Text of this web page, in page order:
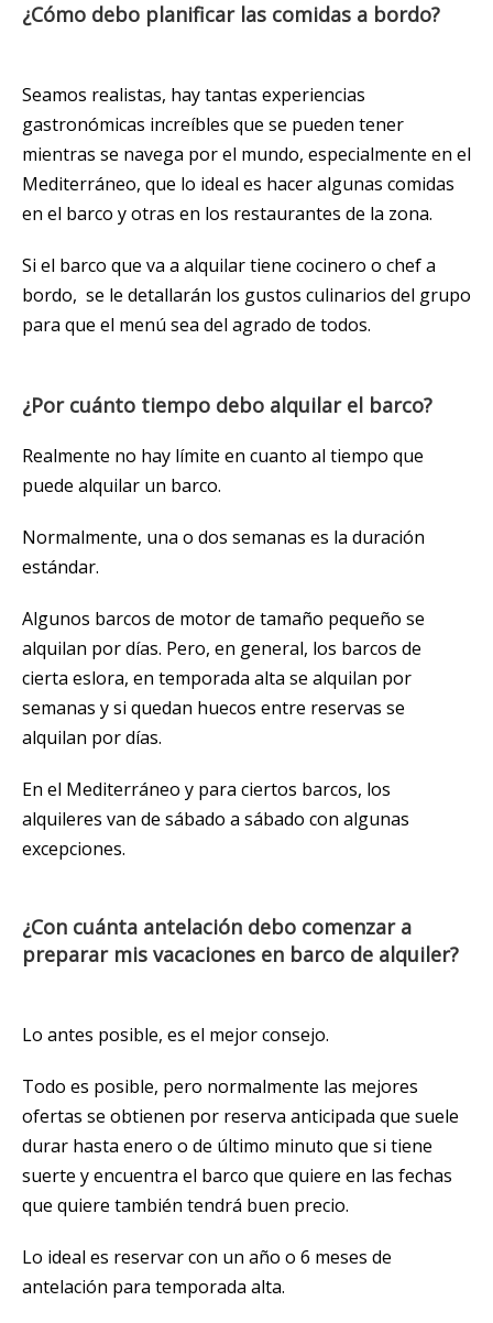
¿Cómo debo planificar las comidas a bordo?
Seamos realistas, hay tantas experiencias
gastronómicas increíbles que se pueden tener
mientras se navega por el mundo, especialmente en el
Mediterráneo, que lo ideal es hacer algunas comidas
en el barco y otras en los restaurantes de la zona.
Si el barco que va a alquilar tiene cocinero o chef a
bordo, se le detallarán los gustos culinarios del grupo
para que el menú sea del agrado de todos.
¿Por cuánto tiempo debo alquilar el barco?
Realmente no hay límite en cuanto al tiempo que
puede alquilar un barco.
Normalmente, una o dos semanas es la duración
estándar.
Algunos barcos de motor de tamaño pequeño se
alquilan por días. Pero, en general, los barcos de
cierta eslora, en temporada alta se alquilan por
semanas y si quedan huecos entre reservas se
alquilan por días.
En el Mediterráneo y para ciertos barcos, los
alquileres van de sábado a sábado con algunas
excepciones.
¿Con cuánta antelación debo comenzar a
preparar mis vacaciones en barco de alquiler?
Lo antes posible, es el mejor consejo.
Todo es posible, pero normalmente las mejores
ofertas se obtienen por reserva anticipada que suele
durar hasta enero o de último minuto que si tiene
suerte y encuentra el barco que quiere en las fechas
que quiere también tendrá buen precio.
Lo ideal es reservar con un año o 6 meses de
antelación para temporada alta.